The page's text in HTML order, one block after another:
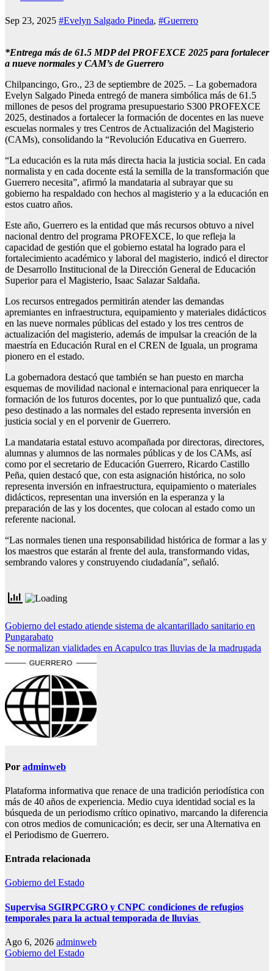
Sep 23, 2025 #Evelyn Salgado Pineda, #Guerrero
*Entrega más de 61.5 MDP del PROFEXCE 2025 para fortalecer
a nueve normales y CAM’s de Guerrero
Chilpancingo, Gro., 23 de septiembre de 2025. – La gobernadora
Evelyn Salgado Pineda entregó de manera simbólica más de 61.5
millones de pesos del programa presupuestario S300 PROFEXCE
2025, destinados a fortalecer la formación de docentes en las nueve
escuelas normales y tres Centros de Actualización del Magisterio
(CAMs), consolidando la “Revolución Educativa en Guerrero.
“La educación es la ruta más directa hacia la justicia social. En cada
normalista y en cada docente está la semilla de la transformación que
Guerrero necesita”, afirmó la mandataria al subrayar que su
gobierno ha respaldado con hechos al magisterio y a la educación en
estos cuatro años.
Este año, Guerrero es la entidad que más recursos obtuvo a nivel
nacional dentro del programa PROFEXCE, lo que refleja la
capacidad de gestión que el gobierno estatal ha logrado para el
fortalecimiento académico y laboral del magisterio, indicó el director
de Desarrollo Institucional de la Dirección General de Educación
Superior para el Magisterio, Isaac Salazar Saldaña.
Los recursos entregados permitirán atender las demandas
apremiantes en infraestructura, equipamiento y materiales didácticos
en las nueve normales públicas del estado y los tres centros de
actualización del magisterio, además de impulsar la creación de la
maestría en Educación Rural en el CREN de Iguala, un programa
pionero en el estado.
La gobernadora destacó que también se han puesto en marcha
esquemas de movilidad nacional e internacional para enriquecer la
formación de los futuros docentes, por lo que puntualizó que, cada
peso destinado a las normales del estado representa inversión en
justicia social y en el porvenir de Guerrero.
La mandataria estatal estuvo acompañada por directoras, directores,
alumnas y alumnos de las normales públicas y de los CAMs, así
como por el secretario de Educación Guerrero, Ricardo Castillo
Peña, quien destacó que, con esta asignación histórica, no solo
representa inversión en infraestructura, equipamiento o materiales
didácticos, representan una inversión en la esperanza y la
preparación de las y los docentes, que colocan al estado como un
referente nacional.
“Las normales tienen una responsabilidad histórica de formar a las y
los maestros que estarán al frente del aula, transformando vidas,
sembrando valores y construyendo ciudadanía”, señaló.
Navegación
de
entradas
Gobierno del estado atiende sistema de alcantarillado sanitario en
Pungarabato
Se normalizan vialidades en Acapulco tras lluvias de la madrugada
Por adminweb
Plataforma informativa que renace de una tradición periodística con
más de 40 años de experiencia. Medio cuya identidad social es la
búsqueda de un periodismo crítico opinativo, marcando la diferencia
con otros medios de comunicación; es decir, ser una Alternativa en
el Periodismo de Guerrero.
Entrada relacionada
Gobierno del Estado
Supervisa SGIRPCGRO y CNPC condiciones de refugios
temporales para la actual temporada de lluvias
Ago 6, 2026 adminweb
Gobierno del Estado